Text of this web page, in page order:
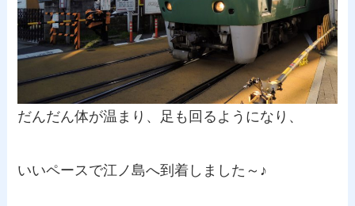
だんだん体が温まり、足も回るようになり、
いいペースで江ノ島へ到着しました～♪